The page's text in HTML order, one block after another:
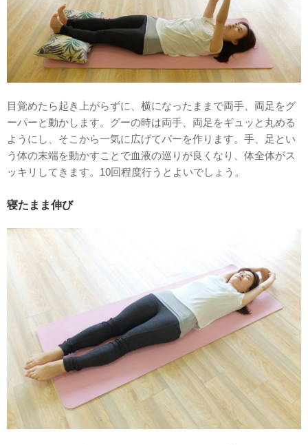
目覚めたら起き上がらずに、横になったままで両手、両足をグ
ーパーと動かします。グーの時は両手、両足をギュッと丸める
ようにし、そこから一気に広げてパーを作ります。手、足とい
う体の末端を動かすことで血液の巡りが良くなり、体全体がス
ッキリしてきます。10回程度行うとよいでしょう。
寝たまま伸び